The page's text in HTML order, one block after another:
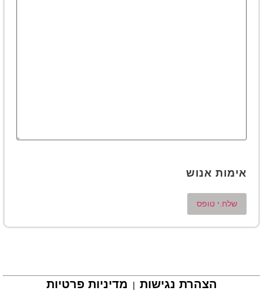
אימות אנוש
הצהרת נגישות | מדיניות פרטיות